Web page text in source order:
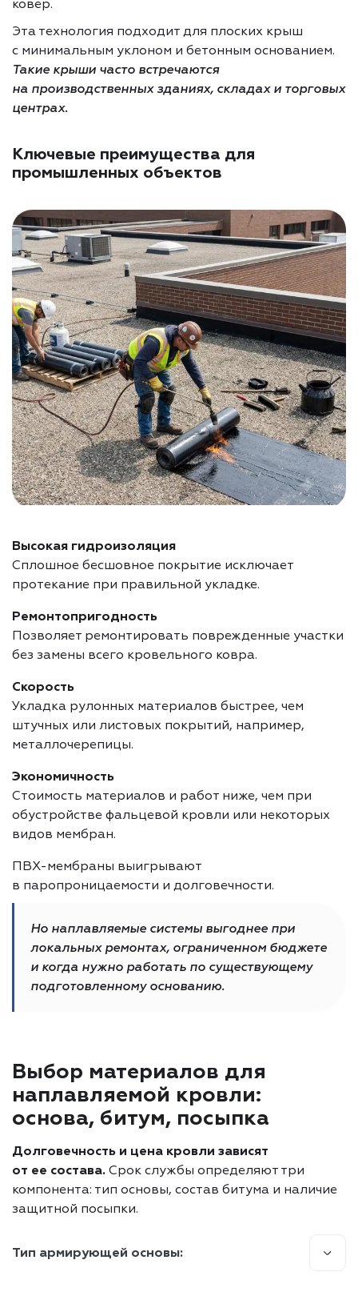
ковер.
Эта технология подходит для плоских крыш
с минимальным уклоном и бетонным основанием.
Такие крыши часто встречаются
на производственных зданиях, складах и торговых
центрах.
Ключевые преимущества для
промышленных объектов
Высокая гидроизоляция
Сплошное бесшовное покрытие исключает
протекание при правильной укладке.
Ремонтопригодность
Позволяет ремонтировать поврежденные участки
без замены всего кровельного ковра.
Скорость
Укладка рулонных материалов быстрее, чем
штучных или листовых покрытий, например,
металлочерепицы.
Экономичность
Стоимость материалов и работ ниже, чем при
обустройстве фальцевой кровли или некоторых
видов мембран.
ПВХ-мембраны выигрывают
в паропроницаемости и долговечности.
Но наплавляемые системы выгоднее при
локальных ремонтах, ограниченном бюджете
и когда нужно работать по существующему
подготовленному основанию.
Выбор материалов для
наплавляемой кровли:
основа, битум, посыпка
Долговечность и цена кровли зависят
от ее состава. Срок службы определяют три
компонента: тип основы, состав битума и наличие
защитной посыпки.
Тип армирующей основы: